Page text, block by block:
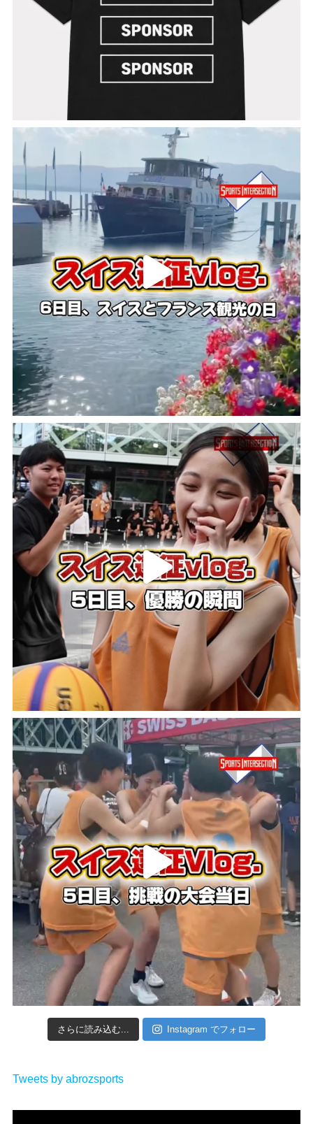
さらに読み込む... Instagram でフォロー
Tweets by abrozsports